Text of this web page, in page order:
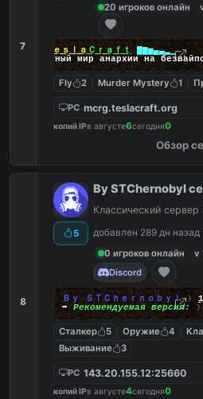
7
20 игроков онлайн
▁▂▃▄▅▆▇ Ｔｅｓｌａ Ｃｒａｆｔ
▇▆▅▄▃▂▁
Бесконечный мир анархии на
Fly 2 Murder Mystery 1
PC mcrg.teslacraft.org
копий IPв августе6сегодня0
Обзор
8
5
By STChernobyl
Классический сервер
добавлен 289 дн назад
0 игроков онлайн
v
Discord
Ｂｙ ＳＴＣｈｅｒｎｏｂｙｌ ❯
➥ Рекомендуемая версия: ❯
Сталкер 5 Оружие 4
Выживание
3
PC 143.20.155.12:25660
копий IPв августе4сегодня0